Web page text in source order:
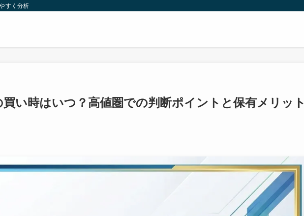
すく分析
買い時はいつ？高値圏での判断ポイントと保有メリット